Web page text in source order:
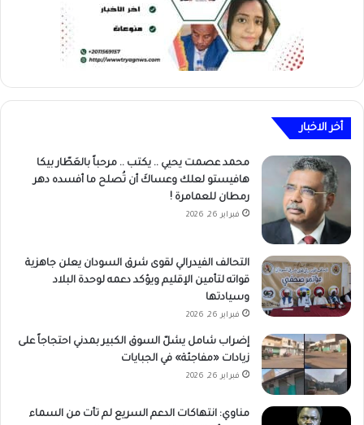
أخر الاخبار
محمد عصمت يحيي .. يكتب .. مرحباً بالعَطّار بيكا
هافيستو لعلك وعساكَ أن تُصلح ما أفسده دهر
رمطان للعمامرة !
فبراير 26, 2026
التحالف الفيدرالي لقوى شرق السودان يعلن جاهزية
قواته لتأمين الإقليم ويؤكد دعمه لوحدة البلاد
وسيادتها
فبراير 26, 2026
إضراب شامل يشلّ السوق الكبير بمدني احتجاجاً على
زيادات «مفاجئة» في الجبايات
فبراير 26, 2026
مناوي: انتهاكات الدعم السريع لم تأت من السماء